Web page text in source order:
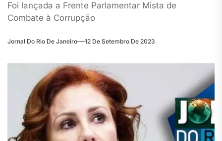
Foi lançada a Frente Parlamentar Mista de
Combate à Corrupção
Jornal Do Rio De Janeiro 12 De Setembro De 2023